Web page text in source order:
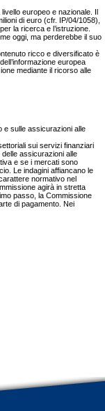
europeo e nazionale. Il
di euro (cfr. IP/04/1058),
la ricerca e l’istruzione.
oggi, ma perderebbe il suo
ricco e diversificato è
europea
mediante il ricorso alle
e sulle assicurazioni alle
sui servizi finanziari
assicurazioni alle
e se i mercati sono
Le indagini affiancano le
normativo nel
agirà in stretta
passo, la Commissione
di pagamento. Nei